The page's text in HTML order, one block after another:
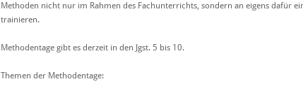
Methoden nicht nur im Rahmen des Fachunterrichts, sondern an eigens dafür
trainieren.
Methodentage gibt es derzeit in den Jgst. 5 bis 10.
Themen der Methodentage: